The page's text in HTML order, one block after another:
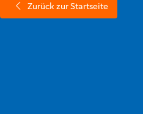
Zurück zur Startseite